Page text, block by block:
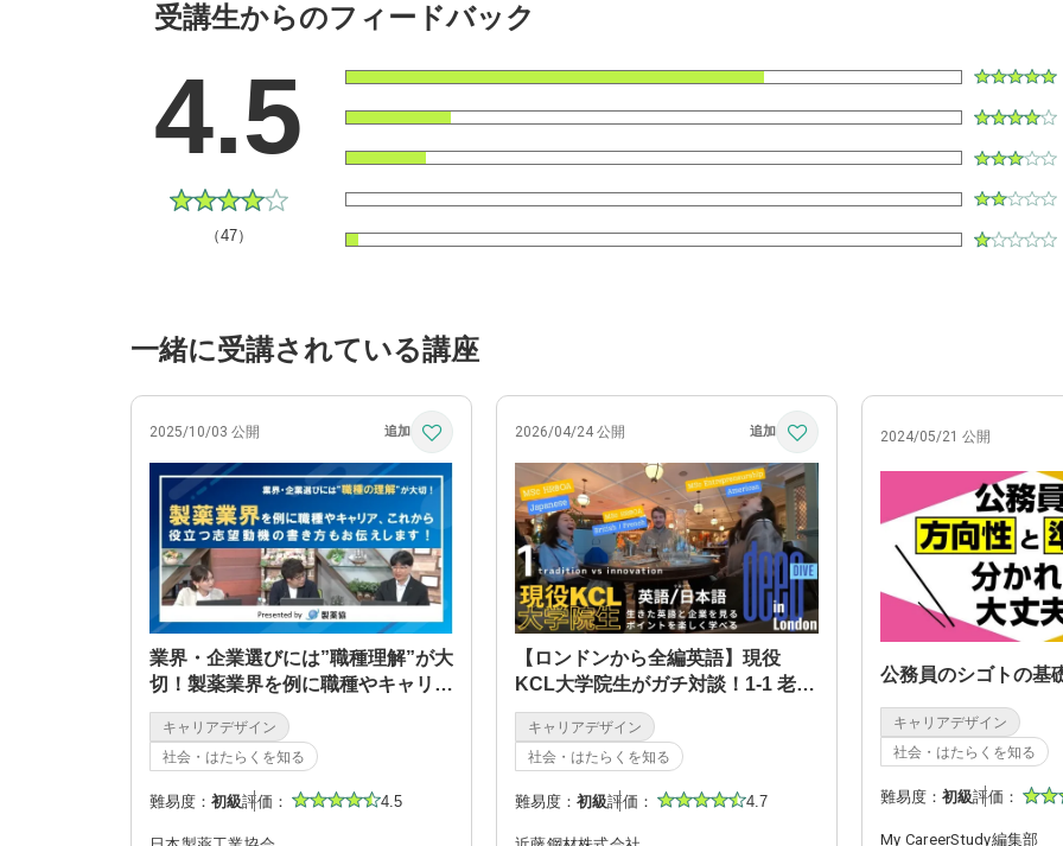
受講生からのフィードバック
4.5
（47）
一緒に受講されている講座
2025/10/03 公開
業界・企業選びには”職種理解”が大
切！製薬業界を例に職種やキャリ
ア、志望動機の書き方もお伝えしま
す！
キャリアデザイン
社会・はたらくを知る
難易度： 初級評価： 4.5
2026/04/24 公開
【ロンドンから全編英語】現役
KCL大学院生がガチ対談！1-1 老舗
vsベンチャー？！
キャリアデザイン
社会・はたらくを知る
難易度： 初級評価： 4.7
2024/05/21 公開
公務員のシゴトの基
キャリアデザイン
社会・はたらくを知る
難易度： 初級評価：
My CareerStudy編集部